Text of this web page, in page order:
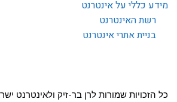
מידע כללי על אינטרנט
רשת האינטרנט
בניית אתרי אינטרנט
כל הזכויות שמורות לרן בר-זיק ולאינטרנט